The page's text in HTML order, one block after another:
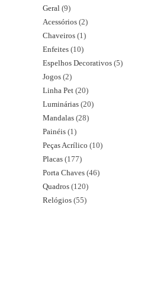
Geral 9
Acessórios 2
Chaveiros 1
Enfeites 10
Espelhos Decorativos 5
Jogos 2
Linha Pet 20
Luminárias 20
Mandalas 28
Painéis 1
Peças Acrílico 10
Placas 177
Porta Chaves 46
Quadros 120
Relógios 55